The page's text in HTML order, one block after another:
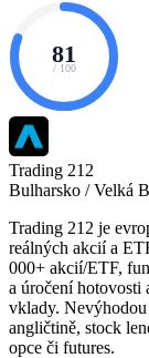
81
/ 100
Trading 212
Bulharsko / Velká
Trading 212 je
reálných akcií a
000+ akcií/ETF,
a úročení
vklady.
angličtině, stock
opce či futures.